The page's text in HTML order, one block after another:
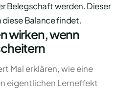
Belegschaft werden. Dieser
Balance findet.
wirken, wenn
Mal erklären, wie eine
eigentlichen Lerneffekt